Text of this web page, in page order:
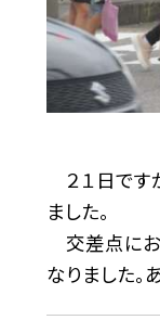
２１日です
ました。
交差点にお
なりました。